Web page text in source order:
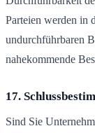
Parteien werden in
undurchführbaren
nahekommende
17.
Sind Sie